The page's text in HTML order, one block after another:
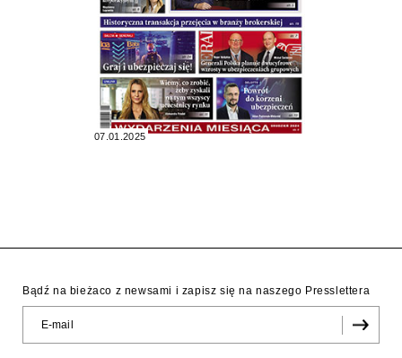
07.01.2025
Bądź na bieżaco z newsami i zapisz się na naszego Presslettera